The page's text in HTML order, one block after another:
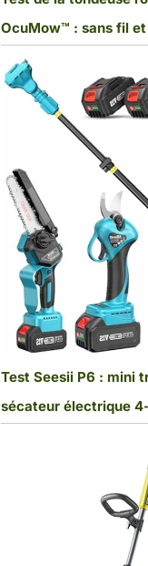
OcuMow™ : sans fil
Test Seesii P6 : mini
sécateur électrique